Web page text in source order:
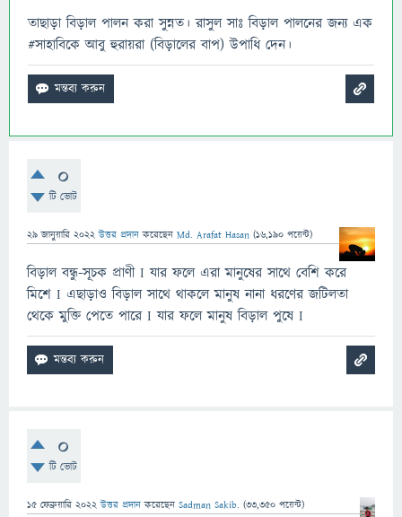
তাছাড়া বিড়াল পালন করা সুন্নত। রাসুল সাঃ বিড়াল পালনের জন্য এক
#সাহাবিকে আবু হুরায়রা (বিড়ালের বাপ) উপাধি দেন।
0
টি ভোট
29 জানুয়ারি 2022 উত্তর প্রদান করেছেন Md. Arafat Hasan (16,190 পয়েন্ট)
বিড়াল বন্ধু-সূচক প্রাণী I যার ফলে এরা মানুষের সাথে বেশি করে
মিশে I এছাড়াও বিড়াল সাথে থাকলে মানুষ নানা ধরণের জটিলতা
থেকে মুক্তি পেতে পারে I যার ফলে মানুষ বিড়াল পুষে I
0
টি ভোট
15 ফেব্রুয়ারি 2022 উত্তর প্রদান করেছেন Sadman Sakib. (33,350 পয়েন্ট)